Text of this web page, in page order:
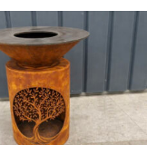
000,00 €
1
100,00 €